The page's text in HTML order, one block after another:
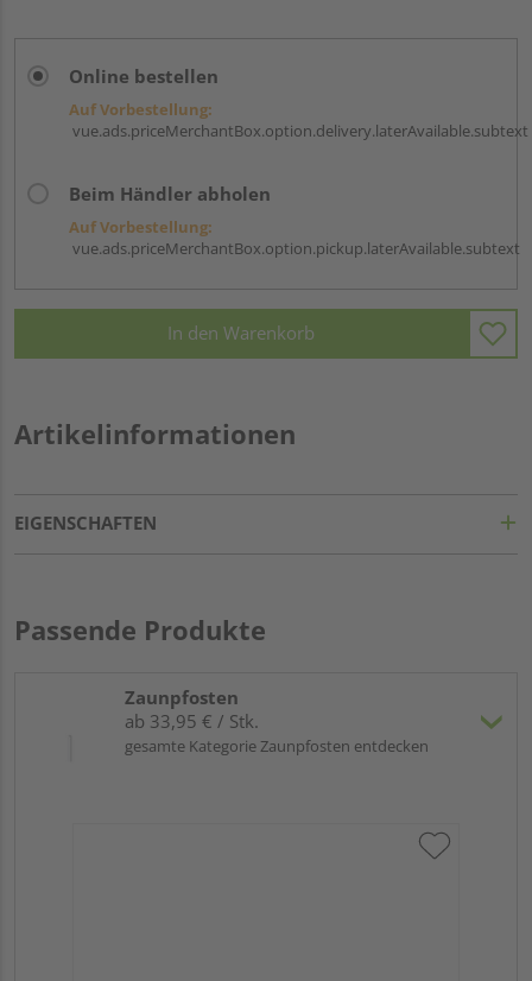
Online bestellen
Auf Vorbestellung:
vue.ads.priceMerchantBox.option.delivery.laterAvailable.subtext
Beim Händler abholen
Auf Vorbestellung:
vue.ads.priceMerchantBox.option.pickup.laterAvailable.subtext
In den Warenkorb
Artikelinformationen
EIGENSCHAFTEN
Passende Produkte
Zaunpfosten
ab 33,95 € / Stk.
gesamte Kategorie Zaunpfosten entdecken